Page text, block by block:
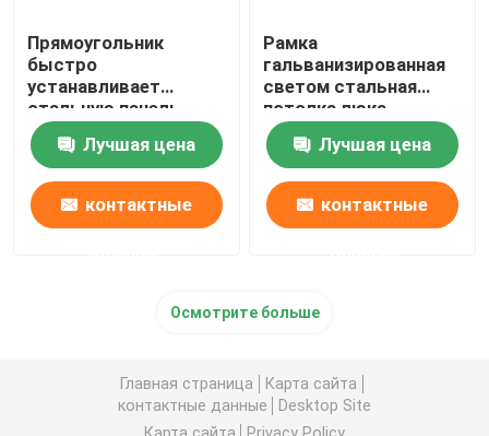
Прямоугольник
быстро
устанавливает
стальную панель
доступа с тяжелыми
крюками люка 4
Лучшая цена
контактные
Рамка
гальванизированная
светом стальная
потолка люка
дверцы входного
люка притока СК-
АПС-010
Лучшая цена
контактные
Осмотрите больше
Главная страница
Карта сайта
контактные данные
Desktop Site
Карта сайта
Privacy Policy